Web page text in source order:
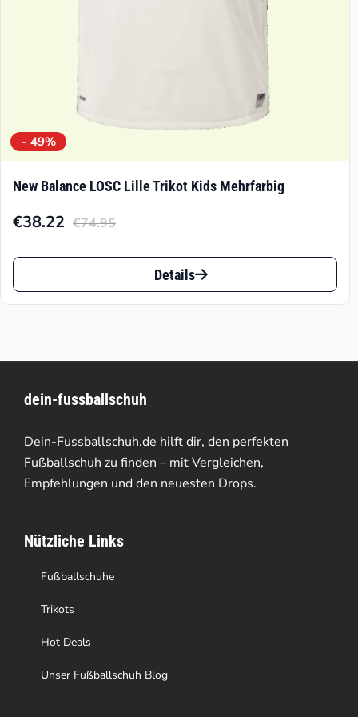
- 49%
New Balance LOSC Lille Trikot Kids Mehrfarbig
€74.95
Ursprünglicher
Preis
€74.95
€38.22
Aktueller
Preis
€38.22.
Dieses
Produkt
auf.
Die
Optionen
können
der
Produktseite
gewählt
werden
Details
dein-fussballschuh
Dein-Fussballschuh.de hilft dir, den perfekten
Fußballschuh zu finden – mit Vergleichen,
Empfehlungen und den neuesten Drops.
Nützliche Links
Fußballschuhe
Trikots
Hot Deals
Unser Fußballschuh Blog